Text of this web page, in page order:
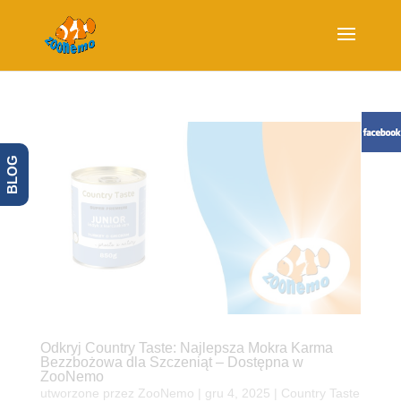
Odkryj Country Taste: Najlepsza Mokra Karma
Bezzbożowa dla Szczeniąt – Dostępna w
ZooNemo
utworzone przez ZooNemo gru 4, 2025 Country Taste
BLOG